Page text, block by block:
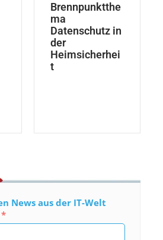
Brennpunktthe
ma
Datenschutz in
der
Heimsicherhei
t
News aus der IT-Welt